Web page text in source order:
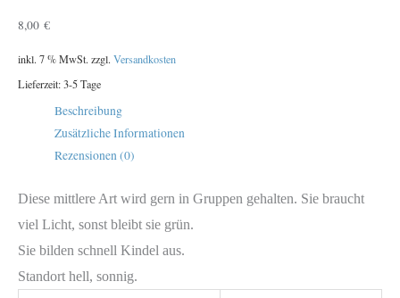
8,00 €
inkl. 7 % MwSt. zzgl. Versandkosten
Lieferzeit:3-5 Tage
Beschreibung
Zusätzliche Informationen
Rezensionen (0)
Diese mittlere Art wird gern in Gruppen gehalten. Sie braucht
viel Licht, sonst bleibt sie grün.
Sie bilden schnell Kindel aus.
Standort hell, sonnig.